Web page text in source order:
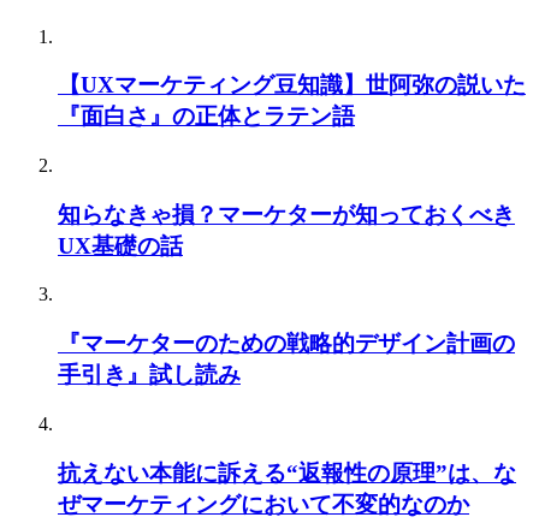
【UXマーケティング豆知識】世阿弥の説いた
『面白さ』の正体とラテン語
知らなきゃ損？マーケターが知っておくべき
UX基礎の話
『マーケターのための戦略的デザイン計画の
手引き』試し読み
抗えない本能に訴える“返報性の原理”は、な
ぜマーケティングにおいて不変的なのか